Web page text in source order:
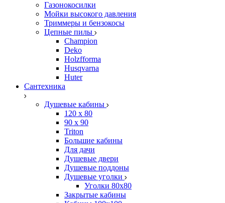
Газонокосилки
Мойки высокого давления
Триммеры и бензокосы
Цепные пилы
Champion
Deko
Holzfforma
Husqvarna
Huter
Сантехника
Душевые кабины
120 x 80
90 х 90
Triton
Большие кабины
Для дачи
Душевые двери
Душевые поддоны
Душевые уголки
Уголки 80х80
Закрытые кабины